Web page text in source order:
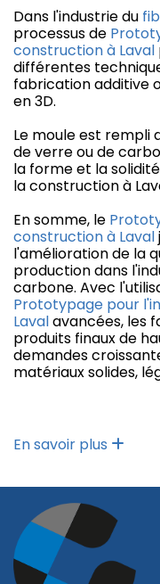
Dans l'industrie du
processus de
construction à Laval
différentes
fabrication additive
en 3D.
Le moule est rempli
de verre ou de
la forme et la
la construction à
En somme, le
construction à Laval
l'amélioration de la
production dans
carbone. Avec
Prototypage pour
Lavalavancées, les
produits finaux de
demandes
matériaux solides,
En savoir plus